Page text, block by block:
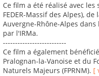
Ce film a été réalisé avec les
FEDER-Massif des Alpes),
Auvergne-Rhône-Alpes
par l'IRMa.
--------------------------
Ce film a également
Pralognan-la-Vanoise et du
Naturels Majeurs (FPRNM). [